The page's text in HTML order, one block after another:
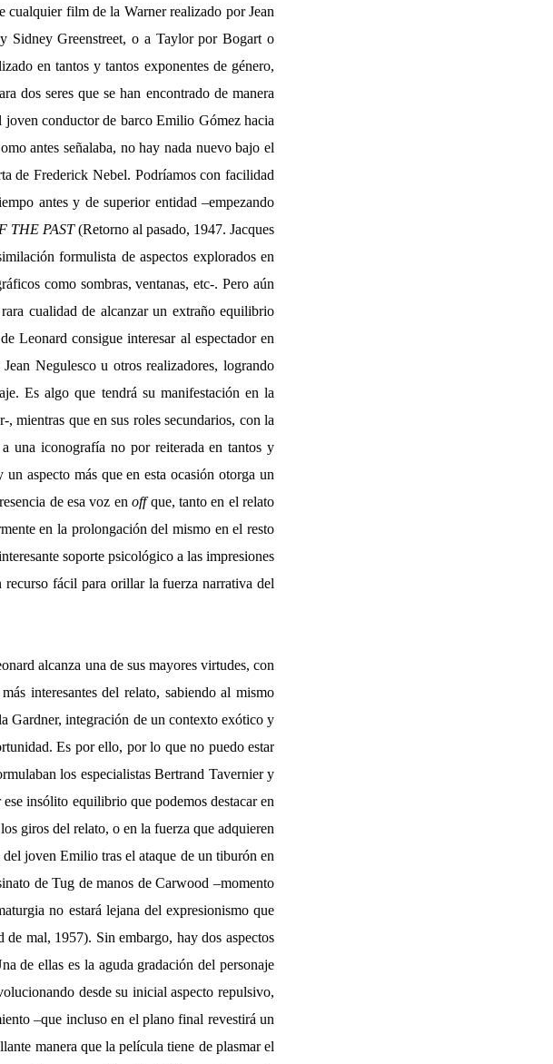
cualquier film de la Warner realizado por Jean
Sidney Greenstreet, o a Taylor por Bogart o
en tantos y tantos exponentes de género,
dos seres que se han encontrado de manera
conductor de barco Emilio Gómez hacia
antes señalaba, no hay nada nuevo bajo el
de Frederick Nebel. Podríamos con facilidad
antes y de superior entidad –empezando
THE PAST(Retorno al pasado, 1947. Jacques
formulista de aspectos explorados en
como sombras, ventanas, etc-. Pero aún
cualidad de alcanzar un extraño equilibrio
Leonard consigue interesar al espectador en
Negulesco u otros realizadores, logrando
Es algo que tendrá su manifestación en la
mientras que en sus roles secundarios, con la
una iconografía no por reiterada en tantos y
aspecto más que en esta ocasión otorga un
de esa voz enoffque, tanto en el relato
en la prolongación del mismo en el resto
soporte psicológico a las impresiones
fácil para orillar la fuerza narrativa del
alcanza una de sus mayores virtudes, con
interesantes del relato, sabiendo al mismo
Gardner, integración de un contexto exótico y
Es por ello, por lo que no puedo estar
los especialistas Bertrand Tavernier y
insólito equilibrio que podemos destacar en
giros del relato, o en la fuerza que adquieren
joven Emilio tras el ataque de un tiburón en
de Tug de manos de Carwood –momento
no estará lejana del expresionismo que
de mal, 1957). Sin embargo, hay dos aspectos
de ellas es la aguda gradación del personaje
desde su inicial aspecto repulsivo,
–que incluso en el plano final revestirá un
manera que la película tiene de plasmar el